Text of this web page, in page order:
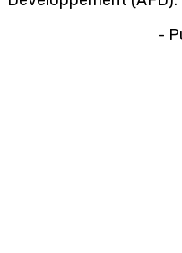
-